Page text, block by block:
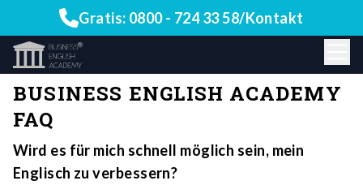
Gratis: 0800 - 724 33 58/Kontakt
BUSINESS ENGLISH ACADEMY
FAQ
Wird es für mich schnell möglich sein, mein
Englisch zu verbessern?